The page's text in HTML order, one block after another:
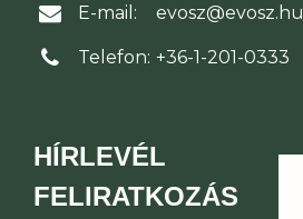
E-mail: evosz@evosz.hu
Telefon: +36-1-201-0333
HÍRLEVÉL
FELIRATKOZÁS